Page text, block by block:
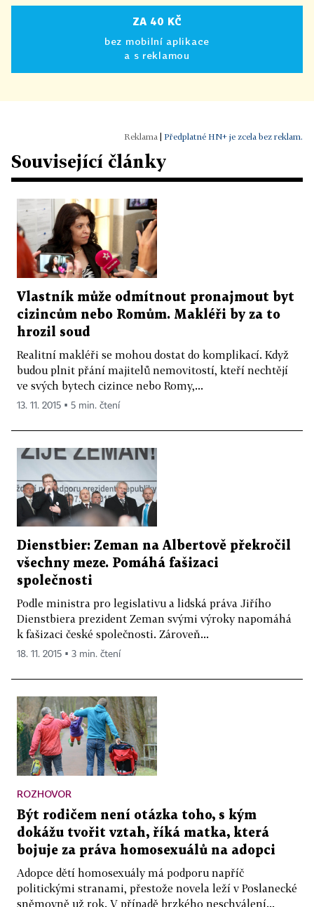
ZA 40 KČ
bez mobilní aplikace
a s reklamou
Předplatné HN+ je zcela bez reklam.
Související články
Vlastník může odmítnout pronajmout byt
cizincům nebo Romům. Makléři by za to
hrozil soud
Realitní makléři se mohou dostat do komplikací. Když
budou plnit přání majitelů nemovitostí, kteří nechtějí
ve svých bytech cizince nebo Romy,...
13. 11. 2015 ▪ 5 min. čtení
Dienstbier: Zeman na Albertově překročil
všechny meze. Pomáhá fašizaci
společnosti
Podle ministra pro legislativu a lidská práva Jiřího
Dienstbiera prezident Zeman svými výroky napomáhá
k fašizaci české společnosti. Zároveň...
18. 11. 2015 ▪ 3 min. čtení
ROZHOVOR
Být rodičem není otázka toho, s kým
dokážu tvořit vztah, říká matka, která
bojuje za práva homosexuálů na adopci
Adopce dětí homosexuály má podporu napříč
politickými stranami, přestože novela leží v Poslanecké
sněmovně už rok. V případě brzkého neschválení...